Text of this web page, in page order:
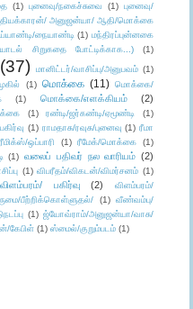
(1) புனைவு/நகைச்சுவை (1) புனைவு/
அனுஜன்யா/ ஆதி/மொக்கை
நையாண்டி (1) மந்திரப்புன்னகை
சிறுகதை போட்டிக்காக...) (1)
(37) மானிட்டர்/வாசிப்பு/அனுபவம் (1)
(1) மொக்கை (11) மொக்கை/
(1) மொக்கை/எளக்கியம் (2)
(1) ரண்டி/ஜர்கண்டி/ஏமூண்டி
(1)
(1) ராமதாசு/ரவுசு/புனைவு (1) ரீமா
ரீமிக்ஸ்/ஒப்பாரி (1) ரீமேக்/மொக்கை
(1)
(1) வலைப் பதிவர் நல வாரியம் (2)
(1) விபரீதம்/விகடன்/விமர்சனம் (1)
விளம்பரம்/ பகிர்வு (2)
விளம்பரம்/
பீற்றிக்கொள்ளுதல்/
(1) வீண்வம்பு/
(1) ஜ்யோவ்ராம்/அனுஜன்யா/வாசு/
கேபிள் (1) ஸ்மைல்/குறும்படம் (1)